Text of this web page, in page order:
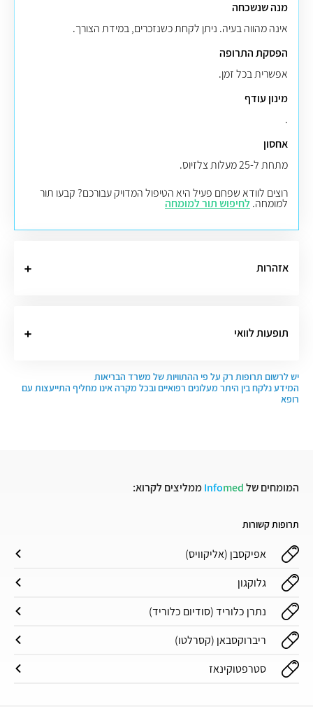
מנה שנשכחה
אינה מהווה בעיה. ניתן לקחת כשנזכרים, במידת הצורך.
הפסקת התרופה
אפשרית בכל זמן.
מינון עודף
.
אחסון
מתחת ל-25 מעלות צלזיוס.
רוצים לוודא שפחם פעיל היא הטיפול המדויק עבורכם? קבעו תור
למומחה.לחיפוש תור למומחה
אזהרות
תופעות לוואי
יש לרשום תרופות רק על פי ההתוויות של משרד הבריאות
המידע נלקח בין היתר מעלונים רפואיים ובכל מקרה אינו מחליף התייעצות עם
רופא
המומחים של Infomed ממליצים לקרוא:
תרופות קשורות
אפיקסבן (אליקוויס)
גלוקגון
נתרן כלוריד (סודיום כלוריד)
ריברוקסבאן (קסרלטו)
סטרפטוקינאז